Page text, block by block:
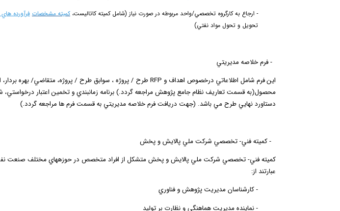
- ارجاع به كارگروه تخصصي/واحد مربوطه در صورت نياز (شامل كميته كاتاليست، كميته مشخصات فرآورده
تحويل و تحول مواد نفتي)
فرم خلاصه مديريتي
اين فرم شامل اطلاعاتي درخصوص اهداف و RFPطرح / پروژه ، سوابق طرح / پروژه، متقاضي/ بهره
محصول(به قسمت تعاريف نظام جامع پژوهش مراجعه گردد.) برنامه زمانبندي و تخمين اعتبار
دستاورد نهايي طرح مي­ باشد. (جهت دريافت فرم خلاصه مديريتي به قسمت فرم ها مراجعه گردد.)
-كميته فني- تخصصي شركت ملي پالايش و پخش
كميته فني- تخصصي شركت ملي پالايش و پخش متشكل از افراد متخصص در حوزه­هاي مختلف صنعت نفت
عبارتند از:
-كارشناسان مديريت پژوهش و فناوري
-نماينده مديريت هماهنگي و نظارت بر توليد